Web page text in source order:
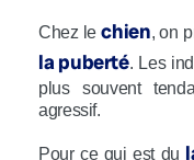
Chez lechien, on
la puberté. Les
plus souvent
agressif.
Pour ce qui est du